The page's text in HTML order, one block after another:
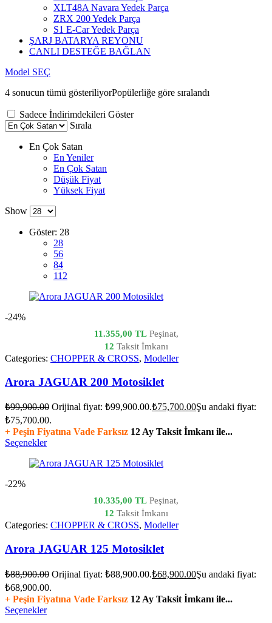
XLT48A Navara Yedek Parça
ZRX 200 Yedek Parça
S1 E-Car Yedek Parça
ŞARJ BATARYA REYONU
CANLI DESTEĞE BAĞLAN
Model SEÇ
4 sonucun tümü gösteriliyorPopülerliğe göre sıralandı
Sadece İndirimdekileri Göster
Sırala
En Çok Satan
En Yeniler
En Çok Satan
Düşük Fiyat
Yüksek Fiyat
Show
Göster: 28
28
56
84
112
-24%
11.355,00 TLPeşinat,
12 Taksit İmkanı
Categories: CHOPPER & CROSS, Modeller
Arora JAGUAR 200 Motosiklet
₺99,900.00 Orijinal fiyat: ₺99,900.00.₺75,700.00Şu andaki fiyat:
₺75,700.00.
+ Peşin Fiyatına Vade Farksız 12 Ay Taksit İmkanı ile...
Seçenekler
-22%
10.335,00 TL Peşinat,
12 Taksit İmkanı
Categories: CHOPPER & CROSS, Modeller
Arora JAGUAR 125 Motosiklet
₺88,900.00 Orijinal fiyat: ₺88,900.00.₺68,900.00Şu andaki fiyat:
₺68,900.00.
+ Peşin Fiyatına Vade Farksız 12 Ay Taksit İmkanı ile...
Seçenekler